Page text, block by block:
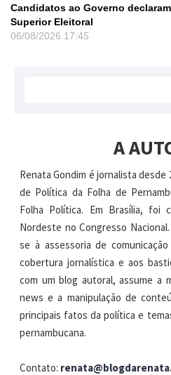
Candidatos ao Governo
Superior Eleitoral
06/08/2026 17:45
A
Renata Gondim é jornalista
de Política da Folha de
Folha Política. Em Brasília, foi
Nordeste no Congresso
se à assessoria de
cobertura jornalística e aos
com um blog autoral, assume a
news e a manipulação de
principais fatos da política e
pernambucana.
Contato: